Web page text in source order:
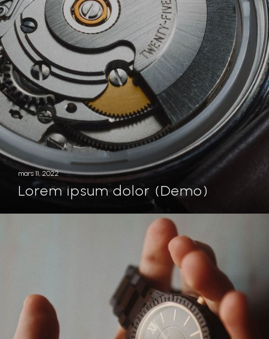
mars 11, 2022
Lorem ipsum dolor (Demo)